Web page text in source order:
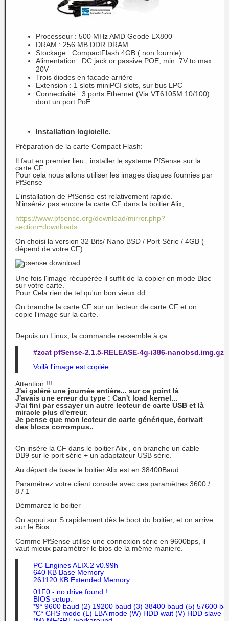
Processeur : 500 MHz AMD Geode LX800
DRAM : 256 MB DDR DRAM
Stockage : CompactFlash 4GB ( non fournie)
Alimentation : DC jack or passive POE, min. 7V to max.
20V
Trois diodes en facade arrière
Extension : 1 slots miniPCI slots, sur bus LPC
Connectivité : 3 ports Ethernet (Via VT6105M 10/100)
dont un port PoE
Installation logicielle.
Préparation de la carte Compact Flash:
Il faut en premier lieu , installer le systeme PfSense sur la
carte CF.
Pour cela nous allons utiliser les images disques fournies par
PfSense
L'installation de PfSense est relativement rapide.
N'inséréz pas encore la carte CF dans la boitier Alix,
https://www.pfsense.org/download/mirror.php?
section=downloads
On choisi la version 32 Bits/ Nano BSD / Port Série / 4GB (
dépend de votre CF)
Une fois l'image récupérée il suffit de la copier en mode Bloc
sur votre carte.
Pour Cela rien de tel qu'un bon vieux dd
On branche la carte CF sur un lecteur de carte CF et on
copie l'image sur la carte.
Depuis un Linux, la commande ressemble à ça
#zcat pfSense-2.1.5-RELEASE-4g-i386-nanobsd.img.gz
Voilà l'image est copiée
Attention !!!
J'ai galéré une journée entière... sur ce point là
J'avais une erreur du type : Can't load kernel...
J'ai fini par essayer un autre lecteur de carte USB et là
miracle plus d'erreur.
Je pense que mon lecteur de carte générique, écrivait
des blocs corrompus..
On insère la CF dans le boitier Alix , on branche un cable
DB9 sur le port série + un adaptateur USB série.
Au départ de base le boitier Alix est en 38400Baud
Paramétrez votre client console avec ces paramètres 3600 /
8 / 1
Démmarez le boitier
On appui sur S rapidement dès le boot du boitier, et on arrive
sur le Bios.
Comme PfSense utilise une connexion série en 9600bps, il
vaut mieux paramétrer le bios de la même maniere.
PC Engines ALIX.2 v0.99h
640 KB Base Memory
261120 KB Extended Memory
01F0 - no drive found !
BIOS setup:
*9* 9600 baud (2) 19200 baud (3) 38400 baud (5) 57600
*C* CHS mode (L) LBA mode (W) HDD wait (V) HDD slave